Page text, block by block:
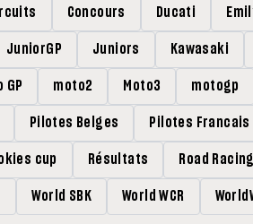
Concours Ducati
JuniorGP Juniors Kawasaki
GP moto2 Moto3 motogp
Pilotes Belges Pilotes Francais
cup Résultats Road Racing
World SBK World WCR